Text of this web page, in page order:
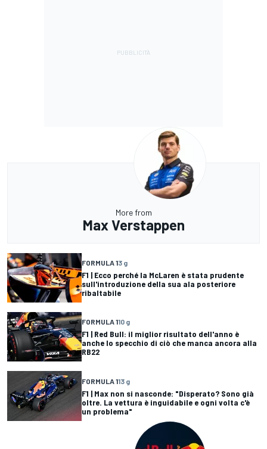
More from
Max Verstappen
FORMULA 13 g
F1 | Ecco perché la McLaren è stata prudente
sull'introduzione della sua ala posteriore
ribaltabile
FORMULA 110 g
F1 | Red Bull: il miglior risultato dell'anno è
anche lo specchio di ciò che manca ancora alla
RB22
FORMULA 113 g
F1 | Max non si nasconde: "Disperato? Sono già
oltre. La vettura è inguidabile e ogni volta c'è
un problema"